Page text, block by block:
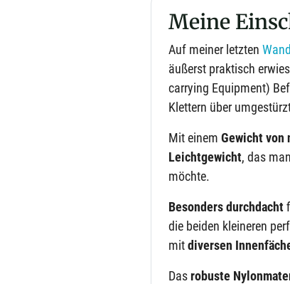
Meine
Auf meiner letzten
äußerst praktisch
carrying Equipment)
Klettern über
Mit einem Gewicht von
Leichtgewicht, das
möchte.
Besonders durchdacht
die beiden kleineren
mitdiversen
Dasrobuste